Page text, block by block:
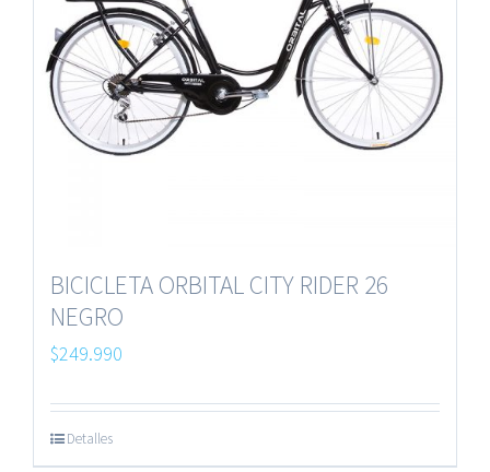
BICICLETA ORBITAL CITY RIDER 26
NEGRO
$249.990
Detalles